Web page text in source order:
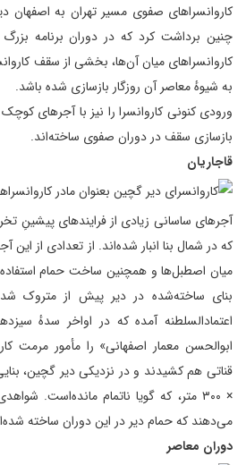
کاروانسراهای صفوی مسیر تهران به اصفهان
چنین برداشت کرد که در دوران برنامه بزرگ
کاروانسراهای میان آن‌ها، بخشی از سقف
به شیوهٔ معاصر آن روزگار بازسازی شده باشد.
ورودی کنونی کاروانسرا را نیز با آجرهای
بازسازی سقف در دوران صفوی ساخته‌اند.
قاجاریان
آجرهای ساسانی زیادی از فرایندهای پیشینِ
که در شمال بنا انبار شده‌اند. از تعدادی از
میان اصطبل‌ها و همچنین ساخت حمام
بنای ساخته‌شده در دیر پیش از متروک
اعتمادالسلطنه آمده که در اواخر سدهٔ
ابوالحسن معمار اصفهانی» را مأمور مرمت
× ۳۰۰ متر، که گویا ناتمام مانده‌است.
می‌دهند که حمام دیر در این دوران ساخته
دوران معاصر